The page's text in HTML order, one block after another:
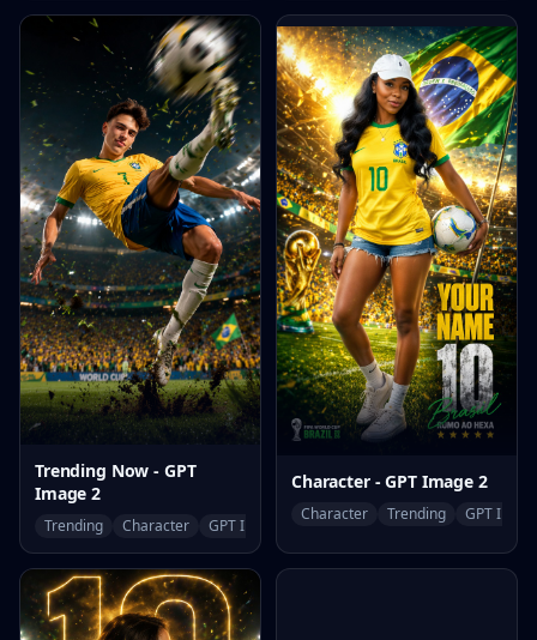
Trending Now - GPT
Image 2
Trending Character GPT Image 2
Character - GPT Image 2
Character Trending GPT